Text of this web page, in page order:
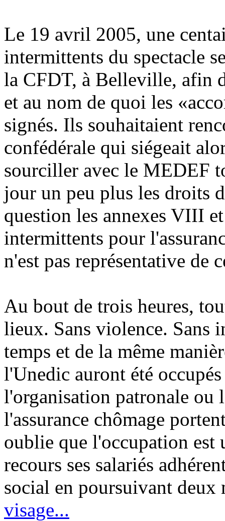
Le 19 avril 2005, une
intermittents du spectacle
la CFDT, à Belleville, afin
et au nom de quoi les
signés. Ils souhaitaient
confédérale qui siégeait
sourciller avec le MEDEF
jour un peu plus les droits
question les annexes VIII
intermittents pour
n'est pas représentative de
Au bout de trois heures,
lieux. Sans violence. Sans
temps et de la même
l'Unedic auront été
l'organisation patronale ou
l'assurance chômage
oublie que l'occupation est
recours ses salariés
social en poursuivant
visage...